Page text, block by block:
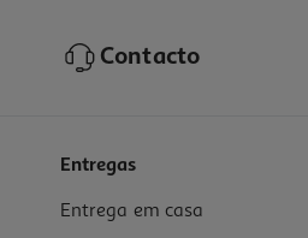
Contacto
Entregas
Entrega em casa